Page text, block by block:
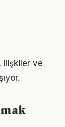
ilişkiler ve